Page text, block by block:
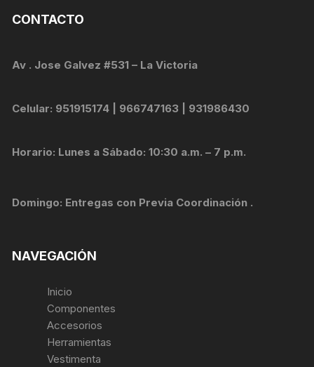
CONTACTO
Av . Jose Galvez #531 – La Victoria
Celular: 951915174 | 966747163 | 931986430
Horario: Lunes a Sábado: 10:30 a.m. – 7 p.m.
Domingo: Entregas con Previa Coordinación .
NAVEGACIÓN
Inicio
Componentes
Accesorios
Herramientas
Vestimenta